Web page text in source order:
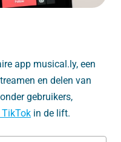
app musical.ly, een
en delen van
gebruikers,
TikTok in de lift.